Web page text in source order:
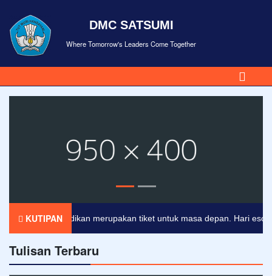
DMC SATSUMI
Where Tomorrow's Leaders Come Together
KUTIPAN
Pendidikan merupakan tiket untuk masa depan. Hari esok
Tulisan Terbaru